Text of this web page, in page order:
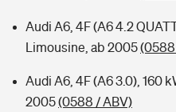
Audi A6, 4F (A6 4.2
Limousine, ab 2005(0588
Audi A6, 4F (A6 3.0), 160
2005(0588 / ABV)